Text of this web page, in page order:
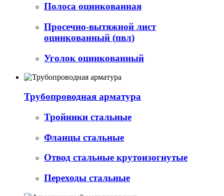
Полоса оцинкованная
Просечно-вытяжной лист
оцинкованный (пвл)
Уголок оцинкованный
Трубопроводная арматура
Тройники стальные
Фланцы стальные
Отвод стальные крутоизогнутые
Переходы стальные